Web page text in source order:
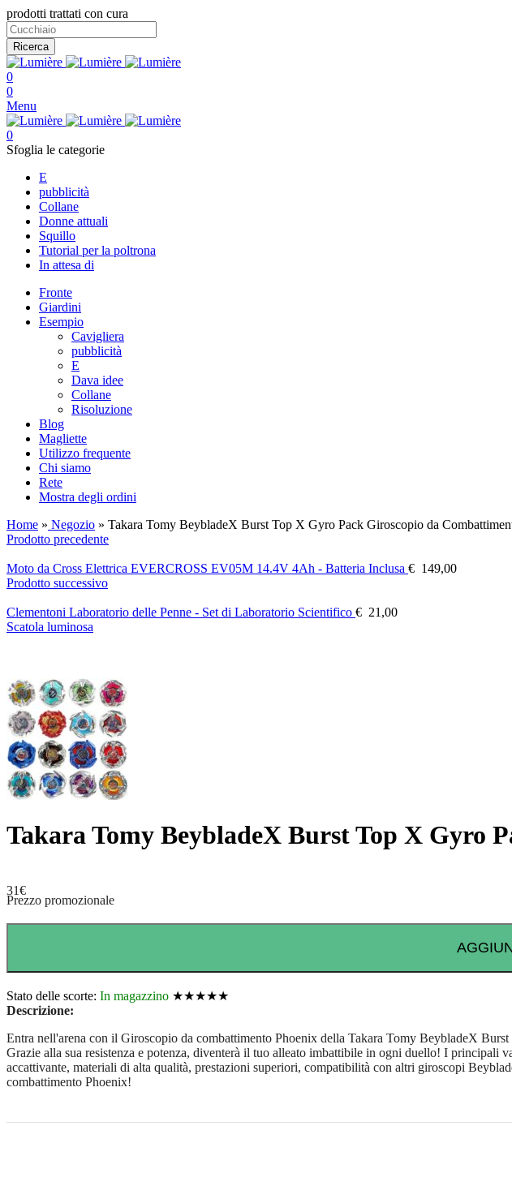
prodotti trattati con cura
Ricerca
0
0
Menu
0
Sfoglia le categorie
E
pubblicità
Collane
Donne attuali
Squillo
Tutorial per la poltrona
In attesa di
Fronte
Giardini
Esempio
Cavigliera
pubblicità
E
Dava idee
Collane
Risoluzione
Blog
Magliette
Utilizzo frequente
Chi siamo
Rete
Mostra degli ordini
Home » Negozio » Takara Tomy BeybladeX Burst Top X Gyro Pack Giroscopio da
Prodotto precedente
Moto da Cross Elettrica EVERCROSS EV05M 14.4V 4Ah - Batteria Inclusa € 149,00
Prodotto successivo
Clementoni Laboratorio delle Penne - Set di Laboratorio Scientifico € 21,00
Scatola luminosa
Takara Tomy BeybladeX Burst Top X Gyro
31€
Prezzo promozionale
Stato delle scorte: In magazzino ★★★★★
Descrizione:
Entra nell'arena con il Giroscopio da combattimento Phoenix della Takara Tomy BeybladeX
Grazie alla sua resistenza e potenza, diventerà il tuo alleato imbattibile in ogni duello! I principali
accattivante, materiali di alta qualità, prestazioni superiori, compatibilità con altri giroscopi
combattimento Phoenix!